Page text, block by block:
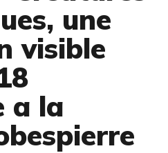
une
visible
a la